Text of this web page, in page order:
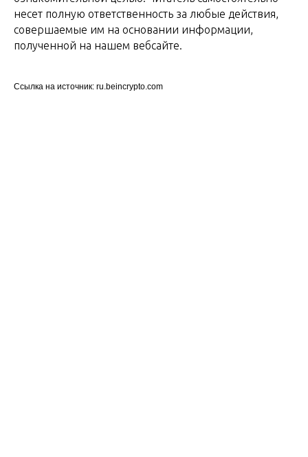
несет полную ответственность за любые действия,
совершаемые им на основании информации,
полученной на нашем вебсайте.
Ссылка на источник: ru.beincrypto.com